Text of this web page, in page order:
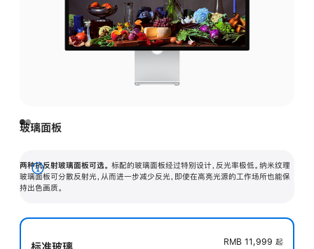
玻璃面板
两种抗反射玻璃面板可选。 标配的玻璃面板经过特别设计，反光率极低。纳米纹理
玻璃面板可分散反射光，从而进一步减少反光，即使在高亮光源的工作场所也能保
持出色画质。
展
开
标准玻璃 RMB 11,999 起